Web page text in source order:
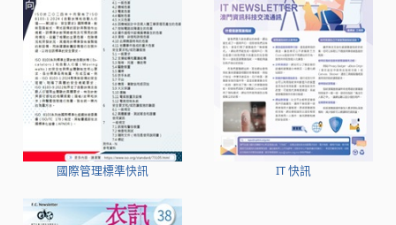
國際管理標準快訊 IT 快訊